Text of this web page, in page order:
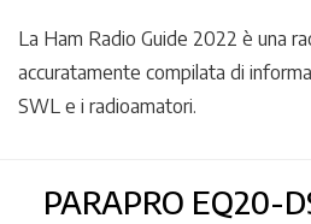
La Ham Radio Guide 2022 è una
accuratamente compilata di
SWL e i radioamatori.
PARAPRO EQ20-